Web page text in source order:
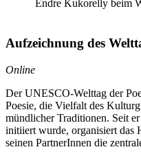
Endre Kukorelly beim
Aufzeichnung des
Online
Der UNESCO-Welttag der
Poesie, die Vielfalt des
mündlicher Traditionen. Seit
initiiert wurde, organisiert das
seinen PartnerInnen die